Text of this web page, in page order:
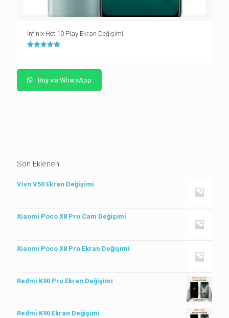
İnfinix Hot 10 Play Ekran Değişimi
Buy via WhatsApp
Son Eklenen
Vivo V50 Ekran Değişimi
Xiaomi Poco X8 Pro Cam Değişimi
Xiaomi Poco X8 Pro Ekran Değişimi
Redmi K90 Pro Ekran Değişimi
Redmi K90 Ekran Değişimi